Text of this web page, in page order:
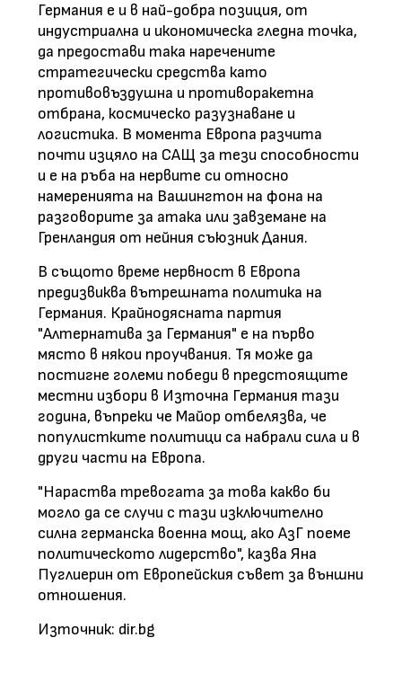
Германия е и в най-добра позиция, от
индустриална и икономическа гледна точка,
да предостави така наречените
стратегически средства като
противовъздушна и противоракетна
отбрана, космическо разузнаване и
логистика. В момента Европа разчита
почти изцяло на САЩ за тези способности
и е на ръба на нервите си относно
намеренията на Вашингтон на фона на
разговорите за атака или завземане на
Гренландия от нейния съюзник Дания.
В същото време нервност в Европа
предизвиква вътрешната политика на
Германия. Крайнодясната партия
"Алтернатива за Германия" е на първо
място в някои проучвания. Тя може да
постигне големи победи в предстоящите
местни избори в Източна Германия тази
година, въпреки че Майор отбелязва, че
популистките политици са набрали сила и в
други части на Европа.
"Нараства тревогата за това какво би
могло да се случи с тази изключително
силна германска военна мощ, ако АзГ поеме
политическото лидерство", казва Яна
Пуглиерин от Европейския съвет за външни
отношения.
Източник: dir.bg